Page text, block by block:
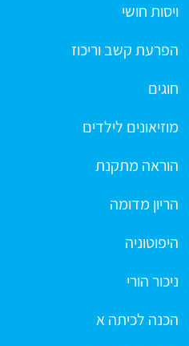
ויסות חושי
הפרעת קשב וריכוז
חוגים
מוזיאונים לילדים
הוראה מתקנת
הריון מדומה
היפוטוניה
ניכור הורי
הכנה לכיתה א